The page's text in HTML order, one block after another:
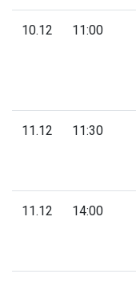
10.12 11:00
11.12 11:30
11.12 14:00